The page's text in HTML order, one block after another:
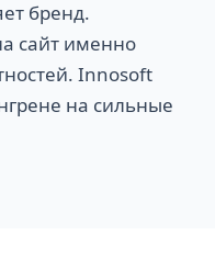
бренд.
сайт именно
Innosoft
на сильные